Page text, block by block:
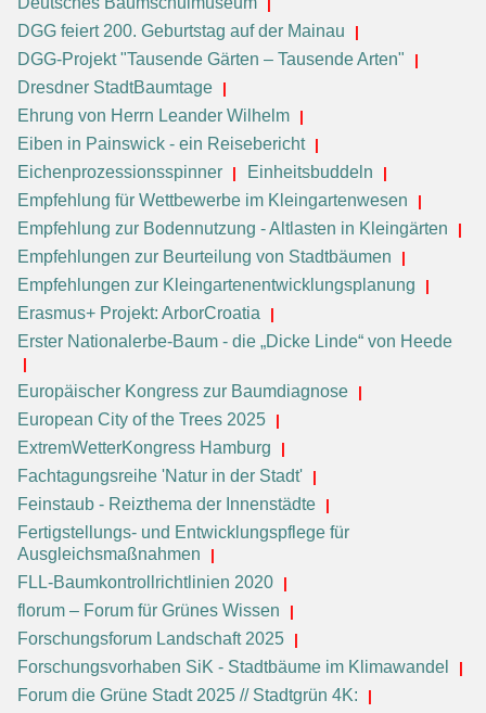
DGG feiert 200. Geburtstag auf der Mainau
DGG-Projekt "Tausende Gärten – Tausende Arten"
Dresdner StadtBaumtage
Ehrung von Herrn Leander Wilhelm
Eiben in Painswick - ein Reisebericht
Eichenprozessionsspinner
Einheitsbuddeln
Empfehlung für Wettbewerbe im Kleingartenwesen
Empfehlung zur Bodennutzung - Altlasten in Kleingärten
Empfehlungen zur Beurteilung von Stadtbäumen
Empfehlungen zur Kleingartenentwicklungsplanung
Erasmus+ Projekt: ArborCroatia
Erster Nationalerbe-Baum - die „Dicke Linde“ von Heede
Europäischer Kongress zur Baumdiagnose
European City of the Trees 2025
ExtremWetterKongress Hamburg
Fachtagungsreihe 'Natur in der Stadt'
Feinstaub - Reizthema der Innenstädte
Fertigstellungs- und Entwicklungspflege für
Ausgleichsmaßnahmen
FLL-Baumkontrollrichtlinien 2020
florum – Forum für Grünes Wissen
Forschungsforum Landschaft 2025
Forschungsvorhaben SiK - Stadtbäume im Klimawandel
Forum die Grüne Stadt 2025 // Stadtgrün 4K: